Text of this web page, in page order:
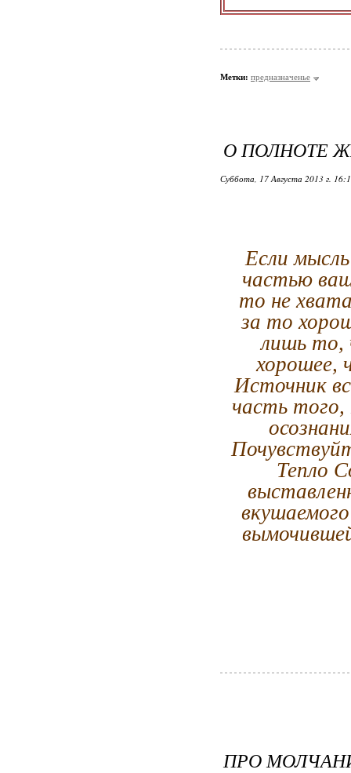
Метки: предназначенье
О ПОЛНОТЕ
Суббота, 17 Августа 2013 г.
Если
частью
то не
за то
лишь то,
хорошее,
Источник
часть того,
Тепло
ПРО